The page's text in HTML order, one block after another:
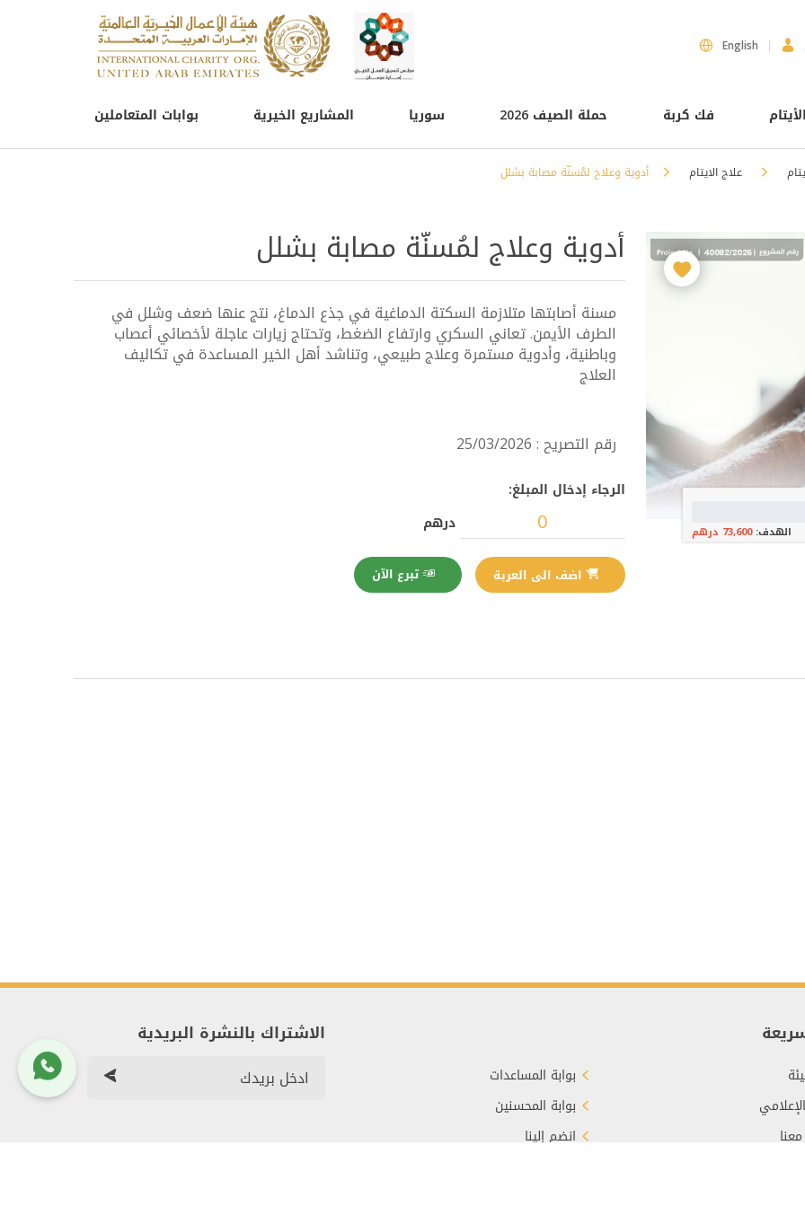
English
فك كربة حملة الصيف 2026 سوريا المشاريع الخيرية
علاج الايتام أدوية وعلاج لمُسنّة مصابة بشلل
الهدف:73,600 درهم
أدوية وعلاج لمُسنّة مصابة بشلل
مسنة أصابتها متلازمة السكتة الدماغية في جذع الدماغ، نتج عنها ضعف وشلل في
الطرف الأيمن. تعاني السكري وارتفاع الضغط، وتحتاج زيارات عاجلة لأخصائي أعصاب
وباطنية، وأدوية مستمرة وعلاج طبيعي، وتناشد أهل الخير المساعدة في تكاليف
العلاج
رقم التصريح : 25/03/2026
الرجاء إدخال المبلغ:
درهم
تبرع الآن
بوابة المساعدات
بوابة المحسنين
انضم إلينا
الاشتراك بالنشرة البريدية